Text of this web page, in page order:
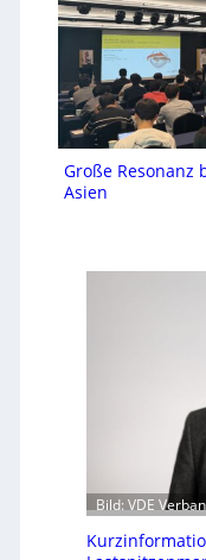
Große Resonanz
Asien
Bild: VDE